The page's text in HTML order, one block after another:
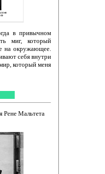
в привычном
миг, который
на окружающее.
себя внутри
который меня
Рене Мальтета